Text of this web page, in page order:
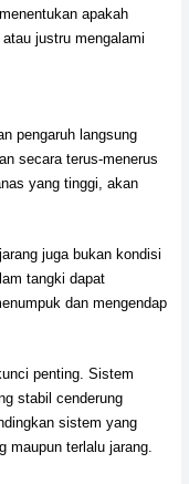
apakah
justru mengalami
pengaruh langsung
secara terus-menerus
yang tinggi, akan
juga bukan kondisi
tangki dapat
dan mengendap
penting. Sistem
stabil cenderung
sistem yang
maupun terlalu jarang.